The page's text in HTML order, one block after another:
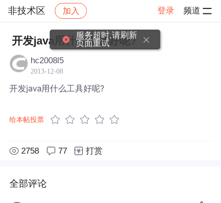
非技术区 加入 登录 频道
社区 非技术区 帖子详情
开发java用什么工具好呢?
hc2008l5
2013-12-08
开发java用什么工具好呢?
给本帖投票
2758 77 打赏
全部评论
服务超时,请刷新
页面重试